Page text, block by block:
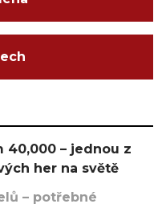
40,000 – jednou z
her na světě
– potřebné